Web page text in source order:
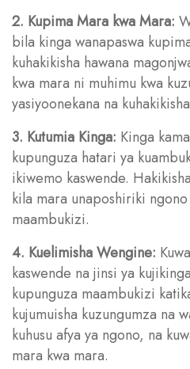
2. Kupima Mara kwa Mara:
bila kinga wanapaswa
kuhakikisha hawana
kwa mara ni muhimu kwa
yasiyoonekana na
3. Kutumia Kinga: Kinga
kupunguza hatari ya
ikiwemo kaswende.
kila mara unaposhiriki
maambukizi.
4. Kuelimisha Wengine:
kaswende na jinsi ya
kupunguza maambukizi
kujumuisha kuzungumza na
kuhusu afya ya ngono, na
mara kwa mara.